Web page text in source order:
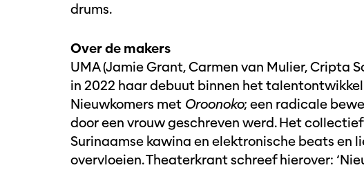
drums.
Over de makers
UMA (Jamie Grant, Carmen van Mulier, Cripta
in 2022 haar debuut binnen het
Nieuwkomers met Oroonoko; een radicale
door een vrouw geschreven werd. Het
Surinaamse kawina en elektronische beats en
overvloeien. Theaterkrant schreef hierover: